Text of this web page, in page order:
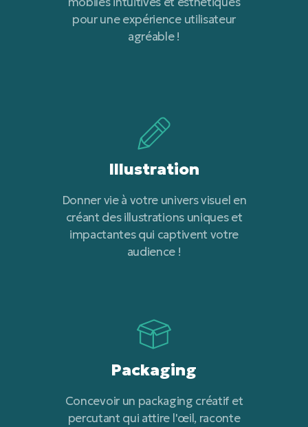
pour une expérience utilisateur
agréable !
Illustration
Donner vie à votre univers visuel en
créant des illustrations uniques et
impactantes qui captivent votre
audience !
Packaging
Concevoir un packaging créatif et
percutant qui attire l'œil, raconte